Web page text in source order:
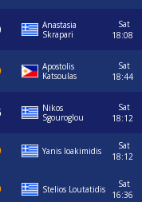
Anastasia
Skrapari
Sat
18:08
Apostolis
Katsoulas
Sat
18:44
Nikos
Sgouroglou
Sat
18:12
Yanis Ioakimidis
Sat
18:12
Stelios Loutatidis
Sat
16:36